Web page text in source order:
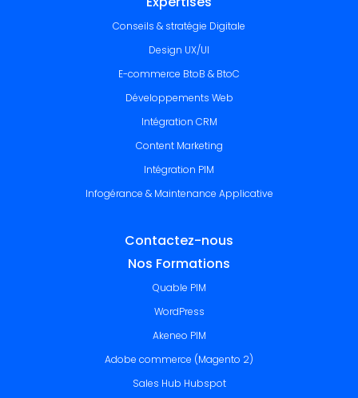
Conseils & stratégie Digitale
Design UX/UI
E-commerce BtoB & BtoC
Développements Web
Intégration CRM
Content Marketing
Intégration PIM
Infogérance & Maintenance Applicative
Contactez-nous
Nos Formations
Quable PIM
WordPress
Akeneo PIM
Adobe commerce (Magento 2)
Sales Hub Hubspot